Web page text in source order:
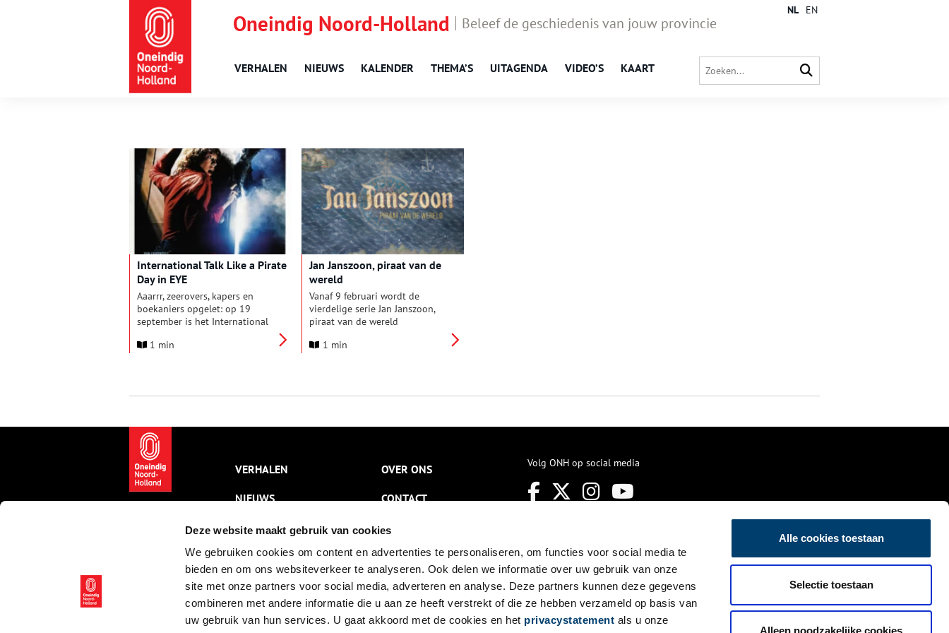
Deze website maakt gebruik van cookies
We gebruiken cookies om content en advertenties te personaliseren, om functies voor social media te
bieden en om ons websiteverkeer te analyseren. Ook delen we informatie over uw gebruik van onze
site met onze partners voor social media, adverteren en analyse. Deze partners kunnen deze gegevens
combineren met andere informatie die u aan ze heeft verstrekt of die ze hebben verzameld op basis van
uw gebruik van hun services. U gaat akkoord met de cookies en het privacystatement als u onze
Alle cookies toestaan
Selectie toestaan
Alleen noodzakelijke cookies
Oneindig Noord-Holland Beleef de geschiedenis van jouw provincie
VERHALEN NIEUWS KALENDER THEMA’S UITAGENDA VIDEO’S KAART
NL EN
International Talk Like a Pirate
Day in EYE
Aaarrr, zeerovers, kapers en
boekaniers opgelet: op 19
september is het International
laat EYE Filmmuseum een uur
spookverhaal The Fog van John
1 min
Jan Janszoon, piraat van de
wereld
Vanaf 9 februari wordt de
vierdelige serie Jan Janszoon,
piraat van de wereld
Stadsarchief Amsterdam neemt
1 min
VERHALEN
NIEUWS
KALENDER
THEMA’S
ACTIVITEITEN
VIDEO’S
OVER ONS
CONTACT
NIEUWSBRIEF
DISCLAIMER
PRIVACY
TOEGANKELIJKHEID
Volg ONH op social media